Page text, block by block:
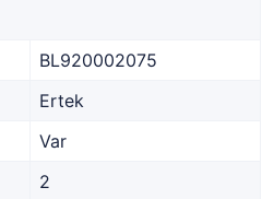
BL920002075
Ertek
Var
2